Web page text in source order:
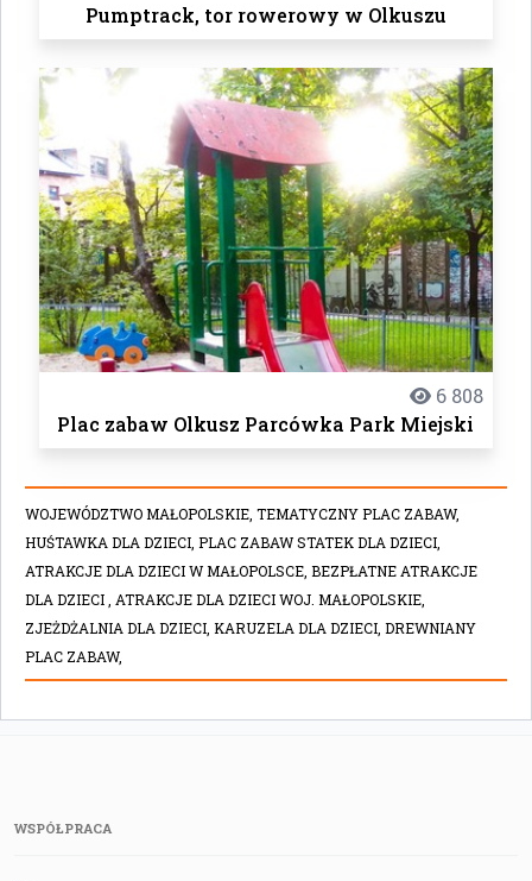
Pumptrack, tor rowerowy w Olkuszu
6 808
Plac zabaw Olkusz Parcówka Park Miejski
WOJEWÓDZTWO MAŁOPOLSKIE, TEMATYCZNY PLAC ZABAW,
HUŚTAWKA DLA DZIECI, PLAC ZABAW STATEK DLA DZIECI,
ATRAKCJE DLA DZIECI W MAŁOPOLSCE, BEZPŁATNE ATRAKCJE
DLA DZIECI , ATRAKCJE DLA DZIECI WOJ. MAŁOPOLSKIE,
ZJEŻDŻALNIA DLA DZIECI, KARUZELA DLA DZIECI, DREWNIANY
PLAC ZABAW,
WSPÓŁPRACA